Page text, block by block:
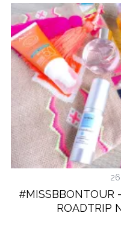
#MISSBBONTOUR
ROADTRIP